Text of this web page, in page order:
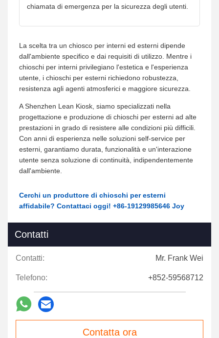
chiamata di emergenza per la sicurezza degli utenti.
La scelta tra un chiosco per interni ed esterni dipende
dall'ambiente specifico e dai requisiti di utilizzo. Mentre i
chioschi per interni privilegiano l'estetica e l'esperienza
utente, i chioschi per esterni richiedono robustezza,
resistenza agli agenti atmosferici e maggiore sicurezza.
A Shenzhen Lean Kiosk, siamo specializzati nella
progettazione e produzione di chioschi per esterni ad alte
prestazioni in grado di resistere alle condizioni più difficili.
Con anni di esperienza nelle soluzioni self-service per
esterni, garantiamo durata, funzionalità e un'interazione
utente senza soluzione di continuità, indipendentemente
dall'ambiente.
Cerchi un produttore di chioschi per esterni
affidabile? Contattaci oggi! +86-19129985646 Joy
Contatti
Contatti: Mr. Frank Wei
Telefono: +852-59568712
Contatta ora